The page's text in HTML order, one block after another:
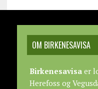
OM BIRKENESAVISA
Birkenesavisaer
Herefoss og